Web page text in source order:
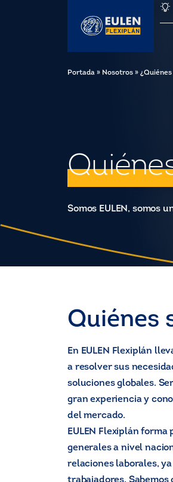
Portada » Nosotros »
Somos EULEN, somos
Quiénes
En EULEN Flexiplán
a resolver sus
soluciones globales.
gran experiencia y
del mercado.
EULEN Flexiplán
generales a nivel
relaciones laborales,